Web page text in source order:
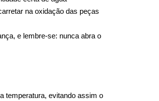
na oxidação das peças
e lembre-se: nunca abra o
temperatura, evitando assim o